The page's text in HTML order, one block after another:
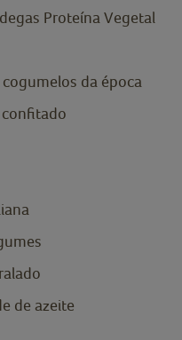
Proteína Vegetal
da época
de azeite